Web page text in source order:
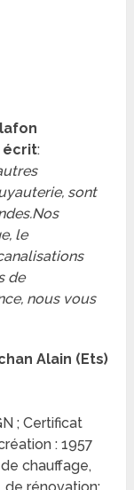
écrit:
sont
le
de
nous vous
Alain (Ets)
; Certificat
: 1957
chauffage,